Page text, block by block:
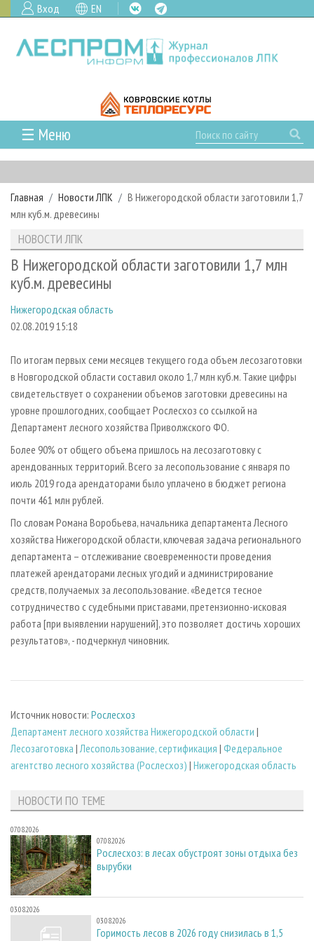
Вход EN
☰ Меню
ГЛАВНАЯ
РУБРИКИ И ТЕМЫ
РУБРИКИ ЖУРНАЛА
ЛЕСОЗАГОТОВКА
ЛЕСОПИЛЕНИЕ
СУШКА ДРЕВЕСИНЫ
ДЕРЕВЯННОЕ ДОМОСТРОЕНИЕ
ПРОИЗВОДСТВО МЕБЕЛИ
БИОЭНЕРГЕТИКА
ИНСТРУМЕНТ И МАТЕРИАЛЫ
НОВОСТИ
НОВОСТИ ЛПК
НОВОСТИ ЖУРНАЛА
ПРОЕКТЫ ЛПИ
АНАЛИТИКА
ПРЕДПРИЯТИЯ ЛПК
ПЕРСОНЫ
ОФИЦИАЛЬНЫЕ ДЕЛЕГАЦИИ
ПРИОРИТЕТНЫЕ ИНВЕСТПРОЕКТЫ
RUSSIAN FORESTRY REVIEW
ГАЗЕТА ЛЕСПРОМФОРУМ
БИБЛИОТЕКА СПЕЦИАЛИСТА
АРХИВ
АРХИВ ЖУРНАЛОВ
О ЖУРНАЛЕ
КОНТАКТЫ
РЕКЛАМОДАТЕЛЯМ
РЕКЛАМА
Главная Новости ЛПК
В Нижегородской области заготовили 1,7
млн куб.м. древесины
НОВОСТИ ЛПК
В Нижегородской области заготовили 1,7 млн
куб.м. древесины
Нижегородская область
02.08.2019 15:18
По итогам первых семи месяцев текущего года объем лесозаготовки
в Новгородской области составил около 1,7 млн куб.м. Такие цифры
свидетельствует о сохранении объемов заготовки древесины на
уровне прошлогодних, сообщает Рослесхоз со ссылкой на
Департамент лесного хозяйства Приволжского ФО.
Более 90% от общего объема пришлось на лесозаготовку с
арендованных территорий. Всего за лесопользование с января по
июль 2019 года арендаторами было уплачено в бюджет региона
почти 461 млн рублей.
По словам Романа Воробьева, начальника департамента Лесного
хозяйства Нижегородской области, ключевая задача регионального
департамента – отслеживание своевременности проведения
платежей арендаторами лесных угодий и администрирование
средств, получаемых за лесопользование. «Ведется тесное
сотрудничество с судебными приставами, претензионно-исковая
работа [при выявлении нарушений], это позволяет достичь хороших
результатов», - подчеркнул чиновник.
Источник новости: Рослесхоз
Департамент лесного хозяйства Нижегородской области |
Лесозаготовка |Лесопользование, сертификация | Федеральное
агентство лесного хозяйства (Рослесхоз) | Нижегородская область
НОВОСТИ ПО ТЕМЕ
07.08.2026
07.08.2026
Рослесхоз: в лесах обустроят зоны отдыха без
вырубки
03.08.2026
03.08.2026
Горимость лесов в 2026 году снизилась в 1,5